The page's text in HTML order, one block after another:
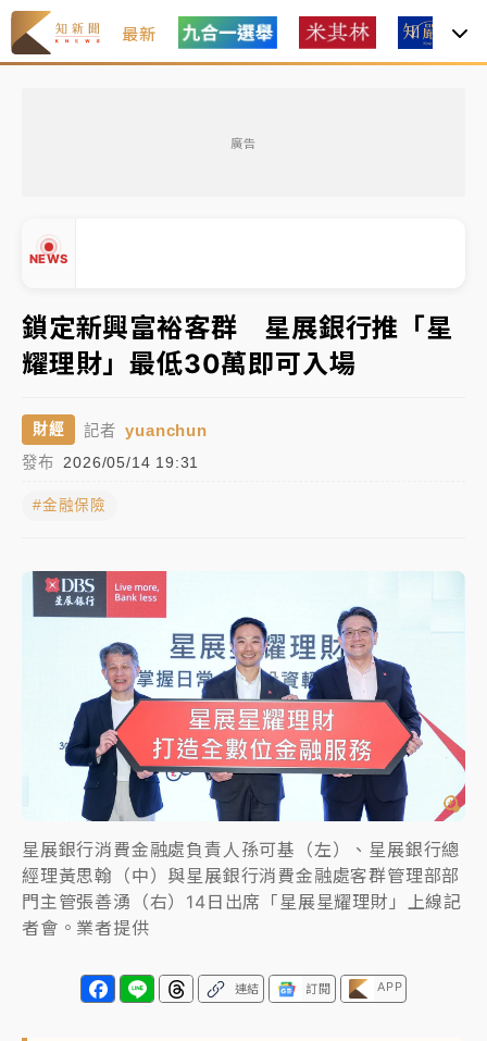
最新
廣告
NEWS
中信慈善基金會想增加董事人數！辜仲諒向法院聲請遭
駁 理由曝光
故宮《龍藏經》特展第2檔！今線上預約開賣一度塞車
周六起展出延長至晚上7時
台東農業處長涉圖利渡假村！東檢抗告成功 今重開羈
父親節泡湯了！中颱白海豚雨彈轟3天 「紅到發紫」降
雨熱區曝
暑假過三周才推「E宿新北打卡趣」！抽獎程序複雜 觀
旅局回應了
中信慈善基金會想增加董事人數！辜仲諒向法院聲請遭
駁 理由曝光
故宮《龍藏經》特展第2檔！今線上預約開賣一度塞車
周六起展出延長至晚上7時
台東農業處長涉圖利渡假村！東檢抗告成功 今重開羈
父親節泡湯了！中颱白海豚雨彈轟3天 「紅到發紫」降
雨熱區曝
鎖定新興富裕客群 星展銀行推「星
耀理財」最低30萬即可入場
財經 記者 yuanchun
發布 2026/05/14 19:31
#金融保險
星展銀行消費金融處負責人孫可基（左）、星展銀行總
經理黃思翰（中）與星展銀行消費金融處客群管理部部
門主管張善湧（右）14日出席「星展星耀理財」上線記
者會。業者提供
連結 訂閱 APP